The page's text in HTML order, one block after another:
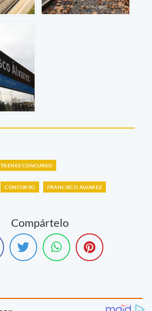
TRENES CONCURSO
CONCURSO FRANCISCO ALVAREZ
Compártelo